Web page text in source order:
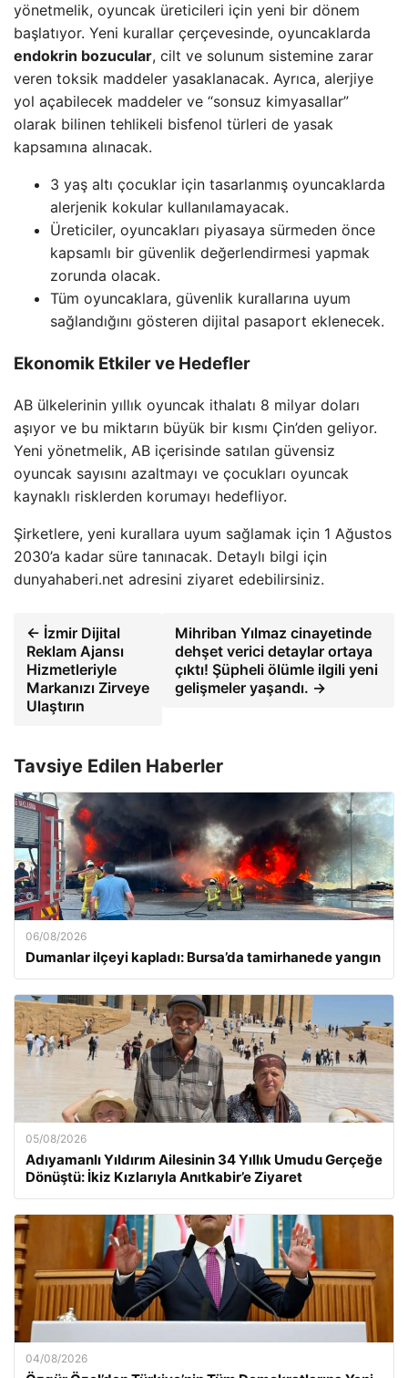
yönetmelik, oyuncak üreticileri için yeni bir dönem
başlatıyor. Yeni kurallar çerçevesinde, oyuncaklarda
endokrin bozucular, cilt ve solunum sistemine zarar
veren toksik maddeler yasaklanacak. Ayrıca, alerjiye
yol açabilecek maddeler ve “sonsuz kimyasallar”
olarak bilinen tehlikeli bisfenol türleri de yasak
kapsamına alınacak.
3 yaş altı çocuklar için tasarlanmış oyuncaklarda
alerjenik kokular kullanılamayacak.
Üreticiler, oyuncakları piyasaya sürmeden önce
kapsamlı bir güvenlik değerlendirmesi yapmak
zorunda olacak.
Tüm oyuncaklara, güvenlik kurallarına uyum
sağlandığını gösteren dijital pasaport eklenecek.
Ekonomik Etkiler ve Hedefler
AB ülkelerinin yıllık oyuncak ithalatı 8 milyar doları
aşıyor ve bu miktarın büyük bir kısmı Çin’den geliyor.
Yeni yönetmelik, AB içerisinde satılan güvensiz
oyuncak sayısını azaltmayı ve çocukları oyuncak
kaynaklı risklerden korumayı hedefliyor.
Şirketlere, yeni kurallara uyum sağlamak için 1 Ağustos
2030’a kadar süre tanınacak. Detaylı bilgi için
dunyahaberi.net adresini ziyaret edebilirsiniz.
← İzmir Dijital
Reklam Ajansı
Hizmetleriyle
Markanızı Zirveye
Ulaştırın
Mihriban Yılmaz cinayetinde
dehşet verici detaylar ortaya
çıktı! Şüpheli ölümle ilgili yeni
gelişmeler yaşandı. →
Tavsiye Edilen Haberler
06/08/2026
Dumanlar ilçeyi kapladı: Bursa’da tamirhanede yangın
05/08/2026
Adıyamanlı Yıldırım Ailesinin 34 Yıllık Umudu Gerçeğe
Dönüştü: İkiz Kızlarıyla Anıtkabir’e Ziyaret
04/08/2026